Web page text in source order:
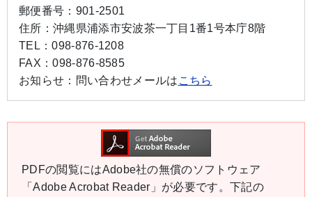
郵便番号： 901-2501
住所： 沖縄県浦添市安波茶一丁目1番1号本庁8階
TEL：098-876-1208
FAX：098-876-8585
お知らせ： 問い合わせメールは こちら
PDFの閲覧にはAdobe社の無償のソフトウェア
「Adobe Acrobat Reader」が必要です。下記の